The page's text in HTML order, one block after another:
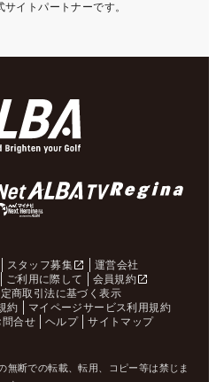
サイトパートナーです。
スタッフ募集
運営会社
ご利用に際して
会員規約
商取引法に基づく表示
約
マイページサービス利用規約
問合せ ヘルプ サイトマップ
無断での転載、転用、コピー等は禁じま